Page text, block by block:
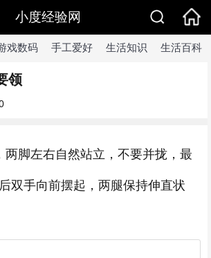
小度经验网
戏数码 手工爱好 生活知识 生活百科
领
两脚左右自然站立，不要并拢，最
双手向前摆起，两腿保持伸直状